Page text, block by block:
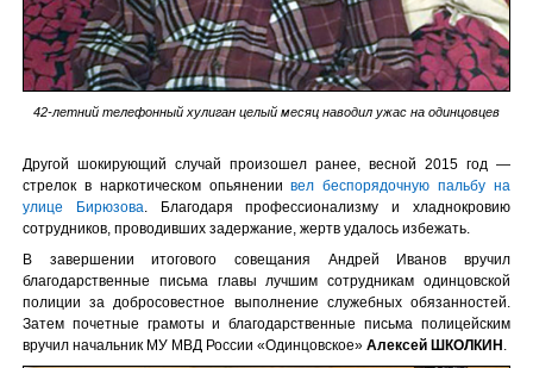
42-летний телефонный хулиган целый месяц наводил ужас на одинцовцев
Другой шокирующий случай произошел ранее, весной 2015 год —
стрелок в наркотическом опьянениивел беспорядочную пальбу на
улице Бирюзова. Благодаря профессионализму и хладнокровию
сотрудников, проводивших задержание, жертв удалось избежать.
В завершении итогового совещания Андрей Иванов вручил
благодарственные письма главы лучшим сотрудникам одинцовской
полиции за добросовестное выполнение служебных обязанностей.
Затем почетные грамоты и благодарственные письма полицейским
вручил начальник МУ МВД России «Одинцовское» Алексей ШКОЛКИН.